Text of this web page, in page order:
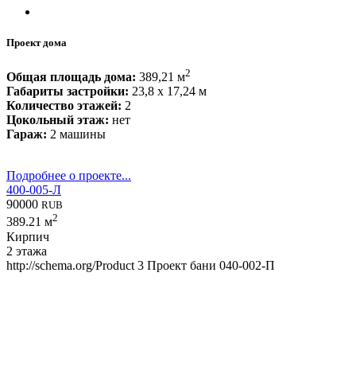
Проект дома
Общая площадь дома: 389,21 м2
Габариты застройки: 23,8 x 17,24 м
Количество этажей: 2
Цокольный этаж: нет
Гараж: 2 машины
Подробнее о проекте...
400-005-Л
90000 RUB
389.21 м2
Кирпич
2 этажа
http://schema.org/Product 3 Проект бани 040-002-П